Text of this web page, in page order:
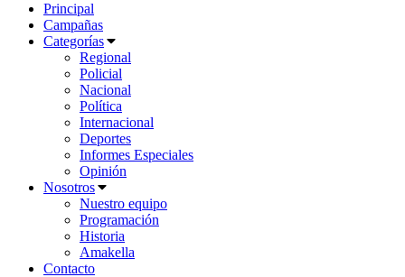
Principal
Campañas
Categorías
Regional
Policial
Nacional
Política
Internacional
Deportes
Informes Especiales
Opinión
Nosotros
Nuestro equipo
Programación
Historia
Amakella
Contacto